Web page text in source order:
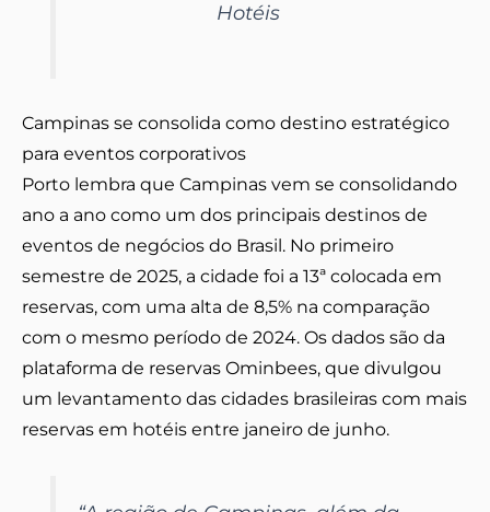
Hotéis
Campinas se consolida como destino estratégico
para eventos corporativos
Porto lembra que Campinas vem se consolidando
ano a ano como um dos principais destinos de
eventos de negócios do Brasil. No primeiro
semestre de 2025, a cidade foi a 13ª colocada em
reservas, com uma alta de 8,5% na comparação
com o mesmo período de 2024. Os dados são da
plataforma de reservas Ominbees, que divulgou
um levantamento das cidades brasileiras com mais
reservas em hotéis entre janeiro de junho.